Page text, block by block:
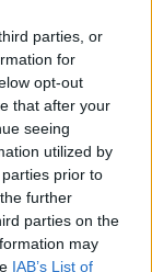
parties, or
for
opt-out
that after your
seeing
utilized by
prior to
further
parties on the
may
IAB’s List of